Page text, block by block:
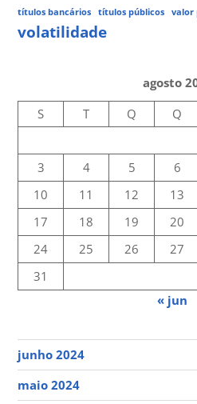
títulos bancários
títulos públicos valor
volatilidade
agosto
S
T Q Q
3
4 5 6
10
11 12 13
17
18 19 20
24
25 26 27
31
« jun
junho 2024
maio 2024